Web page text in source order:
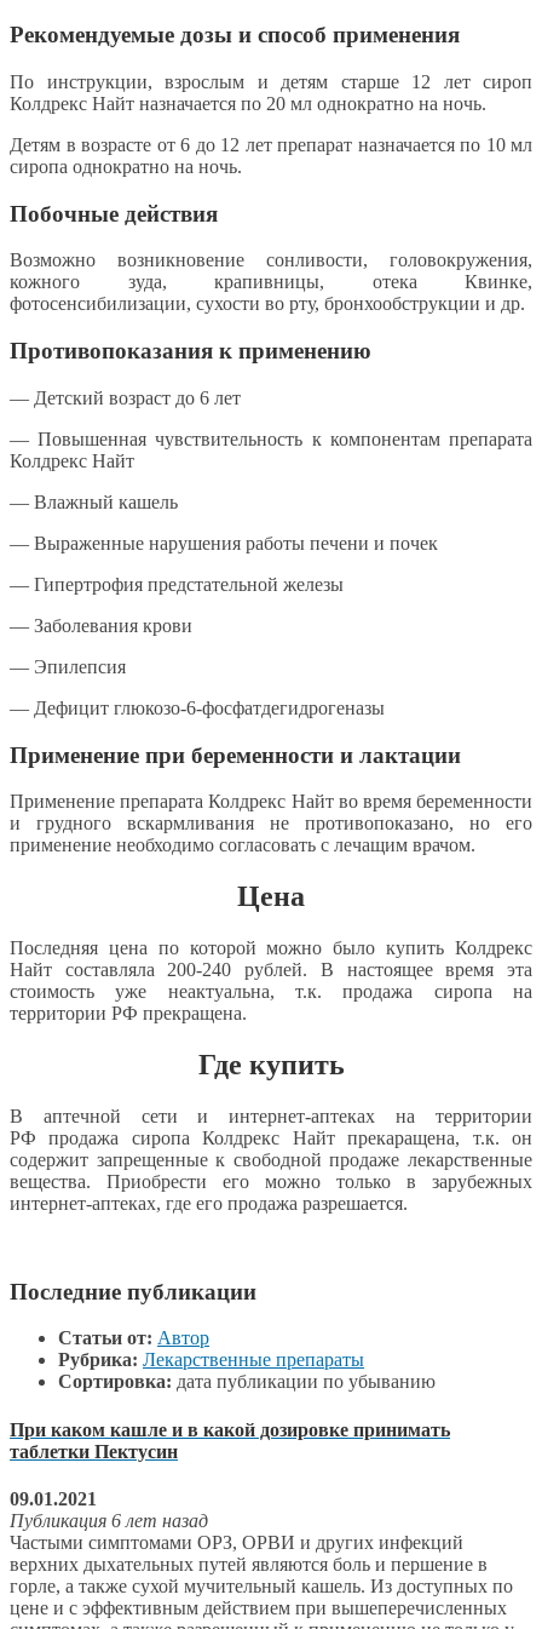
Рекомендуемые дозы и способ применения
По инструкции, взрослым и детям старше 12 лет сироп
Колдрекс Найт назначается по 20 мл однократно на ночь.
Детям в возрасте от 6 до 12 лет препарат назначается по 10 мл
сиропа однократно на ночь.
Побочные действия
Возможно возникновение сонливости, головокружения,
кожного зуда, крапивницы, отека Квинке,
фотосенсибилизации, сухости во рту, бронхообструкции и др.
Противопоказания к применению
— Детский возраст до 6 лет
— Повышенная чувствительность к компонентам препарата
Колдрекс Найт
— Влажный кашель
— Выраженные нарушения работы печени и почек
— Гипертрофия предстательной железы
— Заболевания крови
— Эпилепсия
— Дефицит глюкозо-6-фосфатдегидрогеназы
Применение при беременности и лактации
Применение препарата Колдрекс Найт во время беременности
и грудного вскармливания не противопоказано, но его
применение необходимо согласовать с лечащим врачом.
Цена
Последняя цена по которой можно было купить Колдрекс
Найт составляла 200-240 рублей. В настоящее время эта
стоимость уже неактуальна, т.к. продажа сиропа на
территории РФ прекращена.
Где купить
В аптечной сети и интернет-аптеках на территории
РФ продажа сиропа Колдрекс Найт прекаращена, т.к. он
содержит запрещенные к свободной продаже лекарственные
вещества. Приобрести его можно только в зарубежных
интернет-аптеках, где его продажа разрешается.
Последние публикации
Статьи от: Автор
Рубрика: Лекарственные препараты
Сортировка: дата публикации по убыванию
При каком кашле и в какой дозировке принимать
таблетки Пектусин
09.01.2021
Публикация 6 лет назад
Частыми симптомами ОРЗ, ОРВИ и других инфекций
верхних дыхательных путей являются боль и першение в
горле, а также сухой мучительный кашель. Из доступных по
цене и с эффективным действием при вышеперечисленных